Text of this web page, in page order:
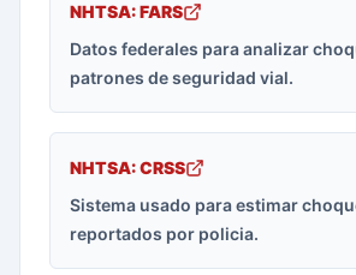
NHTSA: FARS
Datos federales para analizar
patrones de seguridad vial.
NHTSA: CRSS
Sistema usado para estimar
reportados por policia.